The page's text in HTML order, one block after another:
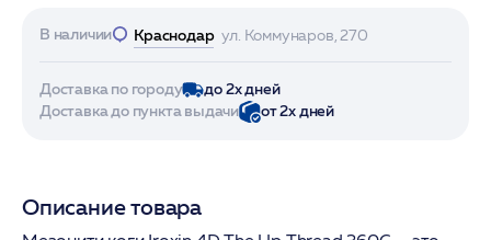
В наличии Краснодар ул. Коммунаров, 270
Доставка по городу
до 2х дней
Доставка до пункта выдачи
от 2х дней
Описание товара